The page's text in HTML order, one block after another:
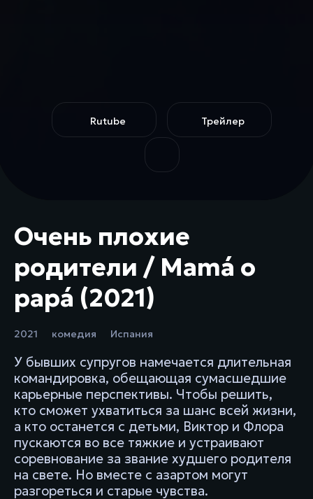
Rutube Трейлер
Очень плохие
родители / Mamá o
papá (2021)
2021 комедия Испания
У бывших супругов намечается длительная
командировка, обещающая сумасшедшие
карьерные перспективы. Чтобы решить,
кто сможет ухватиться за шанс всей жизни,
а кто останется с детьми, Виктор и Флора
пускаются во все тяжкие и устраивают
соревнование за звание худшего родителя
на свете. Но вместе с азартом могут
разгореться и старые чувства.